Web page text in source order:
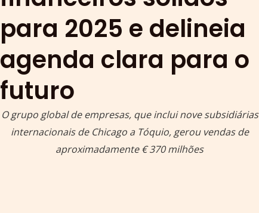
para 2025 e delineia
agenda clara para o
futuro
O grupo global de empresas, que inclui nove subsidiárias
internacionais de Chicago a Tóquio, gerou vendas de
aproximadamente € 370 milhões